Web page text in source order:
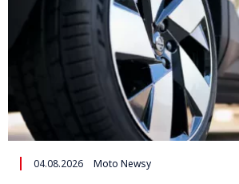
04.08.2026 Moto Newsy